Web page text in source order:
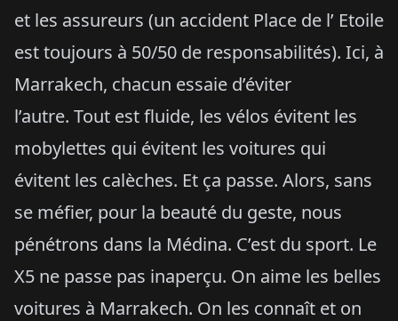
et les assureurs (un accident Place de l’ Etoile
est toujours à 50/50 de responsabilités). Ici, à
Marrakech, chacun essaie d’éviter
l’autre. Tout est fluide, les vélos évitent les
mobylettes qui évitent les voitures qui
évitent les calèches. Et ça passe. Alors, sans
se méfier, pour la beauté du geste, nous
pénétrons dans la Médina. C’est du sport. Le
X5 ne passe pas inaperçu. On aime les belles
voitures à Marrakech. On les connaît et on